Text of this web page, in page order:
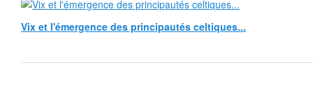
Vix et l'émergence des principautés celtiques...